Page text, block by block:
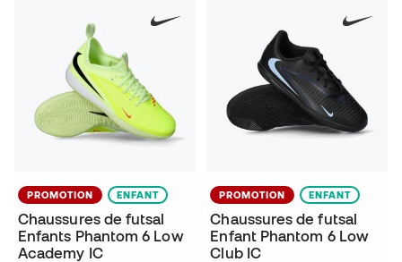
PROMOTION ENFANT
Chaussures de futsal
Enfants Phantom 6 Low
Academy IC
PROMOTION ENFANT
Chaussures de futsal
Enfant Phantom 6 Low
Club IC